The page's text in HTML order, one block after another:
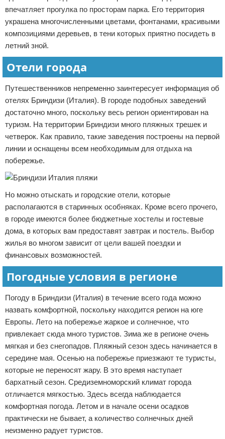
впечатляет прогулка по просторам парка. Его территория
украшена многочисленными цветами, фонтанами, красивыми
композициями деревьев, в тени которых приятно посидеть в
летний зной.
Отели города
Путешественников непременно заинтересует информация об
отелях Бриндизи (Италия). В городе подобных заведений
достаточно много, поскольку весь регион ориентирован на
туризм. На территории Бриндизи много пляжных трешек и
четверок. Как правило, такие заведения построены на первой
линии и оснащены всем необходимым для отдыха на
побережье.
Но можно отыскать и городские отели, которые
располагаются в старинных особняках. Кроме всего прочего,
в городе имеются более бюджетные хостелы и гостевые
дома, в которых вам предоставят завтрак и постель. Выбор
жилья во многом зависит от цели вашей поездки и
финансовых возможностей.
Погодные условия в регионе
Погоду в Бриндизи (Италия) в течение всего года можно
назвать комфортной, поскольку находится регион на юге
Европы. Лето на побережье жаркое и солнечное, что
привлекает сюда много туристов. Зима же в регионе очень
мягкая и без снегопадов. Пляжный сезон здесь начинается в
середине мая. Осенью на побережье приезжают те туристы,
которые не переносят жару. В это время наступает
бархатный сезон. Средиземноморский климат города
отличается мягкостью. Здесь всегда наблюдается
комфортная погода. Летом и в начале осени осадков
практически не бывает, а количество солнечных дней
неизменно радует туристов.